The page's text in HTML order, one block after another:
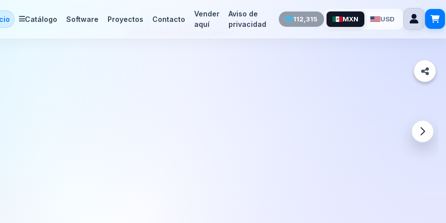
Catálogo Software Proyectos Contacto
Vender
aquí
Aviso de
privacidad
112,315 MXN USD
Prive León Guanajuato